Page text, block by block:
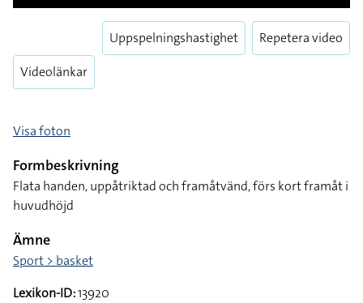
Play
Enter
Videolänkar
Uppspelningshastighet Repetera video
Visa foton
Formbeskrivning
Flata handen, uppåtriktad och framåtvänd, förs kort framåt i
huvudhöjd
Ämne
Sport > basket
Lexikon-ID:13920